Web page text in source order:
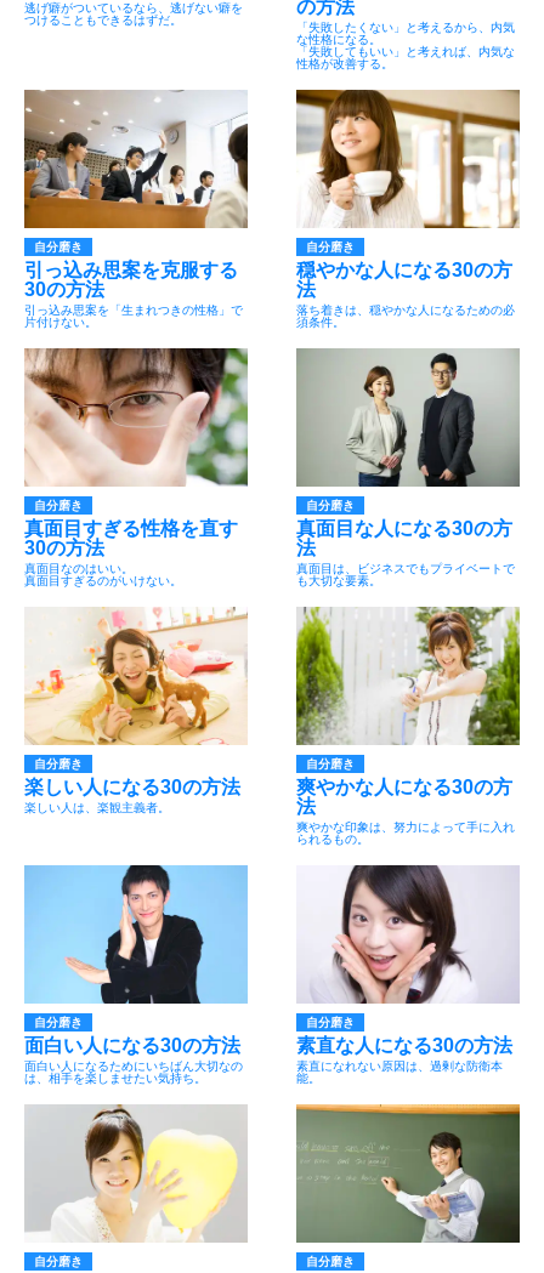
逃げ癖がついているなら、逃げない癖を
つけることもできるはずだ。
の方法
「失敗したくない」と考えるから、内気
な性格になる。
「失敗してもいい」と考えれば、内気な
性格が改善する。
自分磨き
引っ込み思案を克服する
30の方法
引っ込み思案を「生まれつきの性格」で
片付けない。
自分磨き
穏やかな人になる30の方
法
落ち着きは、穏やかな人になるための必
須条件。
自分磨き
真面目すぎる性格を直す
30の方法
真面目なのはいい。
真面目すぎるのがいけない。
自分磨き
真面目な人になる30の方
法
真面目は、ビジネスでもプライベートで
も大切な要素。
自分磨き
楽しい人になる30の方法
楽しい人は、楽観主義者。
自分磨き
爽やかな人になる30の方
法
爽やかな印象は、努力によって手に入れ
られるもの。
自分磨き
面白い人になる30の方法
面白い人になるためにいちばん大切なの
は、相手を楽しませたい気持ち。
自分磨き
素直な人になる30の方法
素直になれない原因は、過剰な防衛本
能。
自分磨き 自分磨き